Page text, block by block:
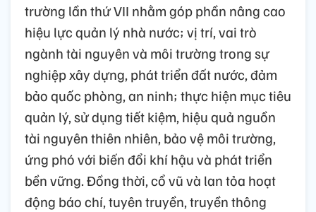
trường lần thứ VII nhằm góp phần nâng cao
hiệu lực quản lý nhà nước; vị trí, vai trò
ngành tài nguyên và môi trường trong sự
nghiệp xây dựng, phát triển đất nước, đảm
bảo quốc phòng, an ninh; thực hiện mục tiêu
quản lý, sử dụng tiết kiệm, hiệu quả nguồn
tài nguyên thiên nhiên, bảo vệ môi trường,
ứng phó với biến đổi khí hậu và phát triển
bền vững. Đồng thời, cổ vũ và lan tỏa hoạt
động báo chí, tuyên truyền, truyền thông